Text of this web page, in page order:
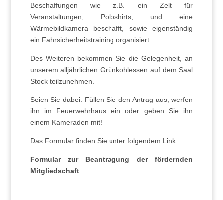
Beschaffungen wie z.B. ein Zelt für
Veranstaltungen, Poloshirts, und eine
Wärmebildkamera beschafft, sowie eigenständig
ein Fahrsicherheitstraining organisiert.
Des Weiteren bekommen Sie die Gelegenheit, an
unserem alljährlichen Grünkohlessen auf dem Saal
Stock teilzunehmen.
Seien Sie dabei. Füllen Sie den Antrag aus, werfen
ihn im Feuerwehrhaus ein oder geben Sie ihn
einem Kameraden mit!
Das Formular finden Sie unter folgendem Link:
Formular zur Beantragung der fördernden
Mitgliedschaft